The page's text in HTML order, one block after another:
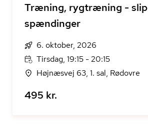
Træning, rygtræning - slip
spændinger
6. oktober, 2026
Tirsdag, 19:15 - 20:15
Højnæsvej 63, 1. sal, Rødovre
495 kr.